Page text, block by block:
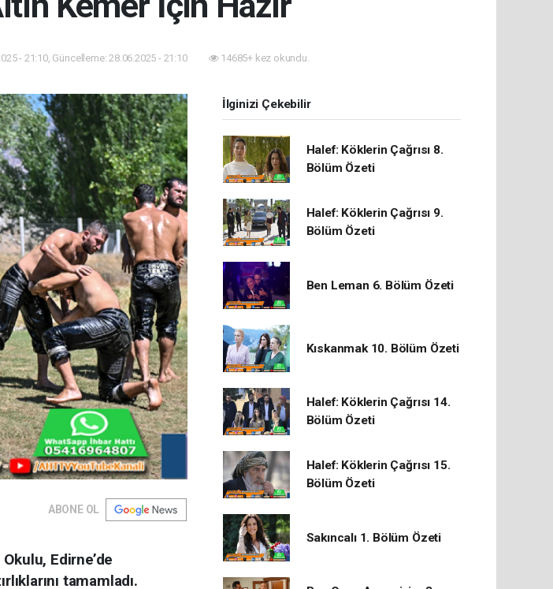
- 21:10, Güncelleme: 28.06.2025 - 21:10 14685+ kez okundu.
ABONE OL
Edirne’de
tamamladı.
İlginizi Çekebilir
Halef: Köklerin Çağrısı 8.
Bölüm Özeti
Halef: Köklerin Çağrısı 9.
Bölüm Özeti
Ben Leman 6. Bölüm Özeti
Kıskanmak 10. Bölüm Özeti
Halef: Köklerin Çağrısı 14.
Bölüm Özeti
Halef: Köklerin Çağrısı 15.
Bölüm Özeti
Sakıncalı 1. Bölüm Özeti